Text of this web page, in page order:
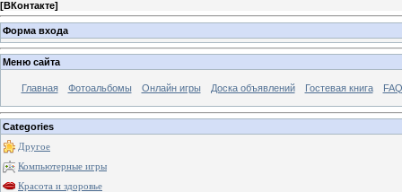
[ВКонтакте]
Форма входа
Меню сайта
Главная Фотоальбомы Онлайн игры Доска объявлений Гостевая книга
Categories
Другое
Компьютерные игры
Красота и здоровье